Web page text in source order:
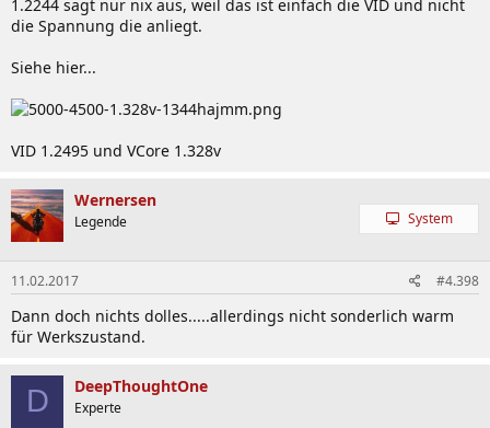
1.2244 sagt nur nix aus, weil das ist einfach die VID und nicht
die Spannung die anliegt.
Siehe hier...
VID 1.2495 und VCore 1.328v
Wernersen
Legende System
11.02.2017 #4.398
Dann doch nichts dolles.....allerdings nicht sonderlich warm
für Werkszustand.
D DeepThoughtOne
Experte